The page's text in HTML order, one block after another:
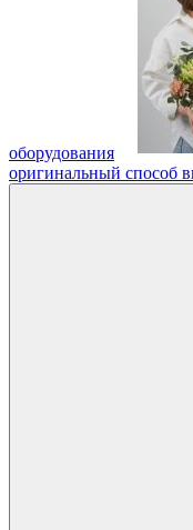
оборудования
оригинальный способ